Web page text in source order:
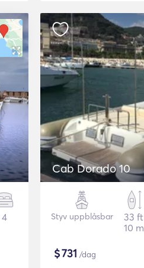
4
Cab Dorado 10
Styv uppblåsbar
33 ft
10 m
$731 /dag